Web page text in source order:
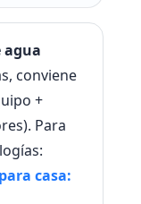
conviene
+
Para
casa: